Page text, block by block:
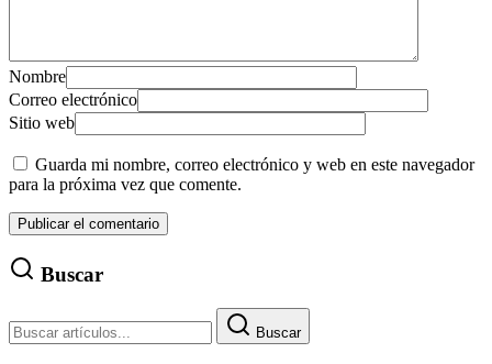
Nombre
Correo electrónico
Sitio web
Guarda mi nombre, correo electrónico y web en este navegador
para la próxima vez que comente.
Buscar
Buscar